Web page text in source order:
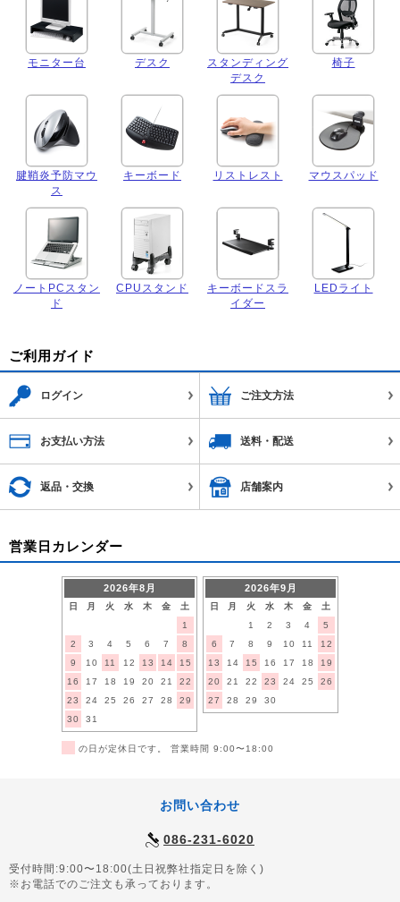
モニター台 デスク
スタンディング
デスク
椅子
腱鞘炎予防マウ
ス
キーボード リストレスト マウスパッド
ノートPCスタン
ド
CPUスタンド
キーボードスラ
イダー
LEDライト
ご利用ガイド
ログイン ご注文方法
お支払い方法 送料・配送
返品・交換 店舗案内
営業日カレンダー
2026年8月
日 月 火 水 木 金
土
1
2
3 4 5 6 7
8
9
10 11 12 13 14
15
16
17 18 19 20 21
22
23
24 25 26 27 28
29
30
31
2026年9月
日 月 火 水 木 金
土
1
2 3 4
5
6
7 8 9 10 11
12
13
14 15 16 17 18
19
20
21 22 23 24 25
26
27
28 29 30
の日が定休日です。 営業時間 9:00〜18:00
お問い合わせ
086-231-6020
受付時間:9:00〜18:00(土日祝弊社指定日を除く)
※お電話でのご注文も承っております。